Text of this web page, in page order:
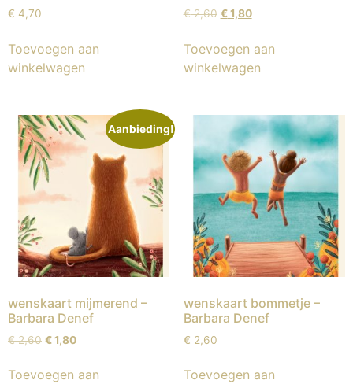
€ 4,70
Toevoegen aan
winkelwagen
€2,60 €1,80
Toevoegen aan
winkelwagen
Aanbieding!
wenskaart mijmerend –
Barbara Denef
€2,60 €1,80
Toevoegen aan
wenskaart bommetje –
Barbara Denef
€ 2,60
Toevoegen aan